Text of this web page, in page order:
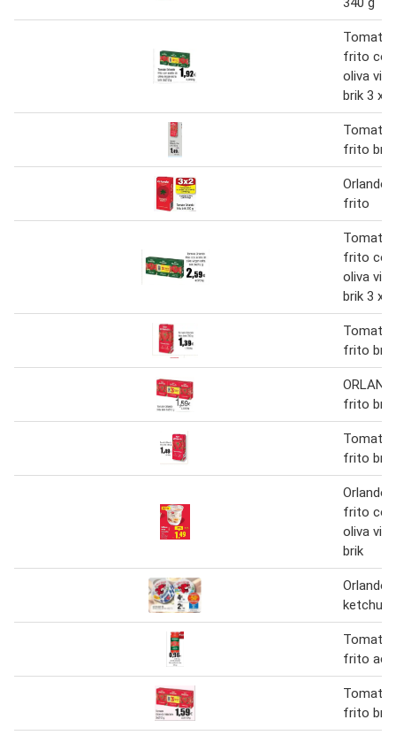
Tomate
frito
oliva
brik 3 x
Tomate
frito brik
Orlando
frito
Tomate
frito
oliva
brik 3 x
Tomate
frito brik
frito brik
Tomate
frito brik
Orlando
frito
oliva
brik
Orlando
ketchup
Tomate
frito
Tomate
frito brik